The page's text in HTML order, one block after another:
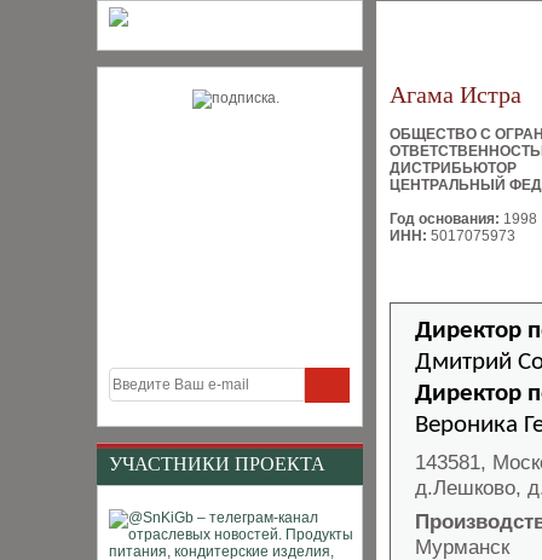
УЧАСТНИКИ ПРОЕКТА
Агама Истра
ОБЩЕСТВО С
ДИСТРИБЬЮТОР
ЦЕНТРАЛЬНЫЙ
Год основания: 1998
ИНН: 5017075973
Директор
Дмитрий
Директор
Вероника
143581,
д.Лешково,
Мурманск